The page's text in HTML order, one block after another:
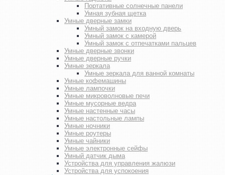
Портативные солнечные панели
Умная зубная щетка
Умные дверные замки
Умный замок на входную дверь
Умный замок с камерой
Умный замок с отпечатками пальцев
Умные дверные звонки
Умные дверные ручки
Умные зеркала
Умные зеркала для ванной комнаты
Умные кофемашины
Умные лампочки
Умные микроволновые печи
Умные мусорные ведра
Умные настенные часы
Умные настольные лампы
Умные ночники
Умные роутеры
Умные чайники
Умные электронные сейфы
Умный датчик дыма
Устройства для управления жалюзи
Устройства для успокоения